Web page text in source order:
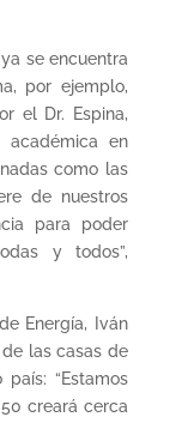
se encuentra
por ejemplo,
el Dr. Espina,
académica en
como las
de nuestros
para poder
y todos”,
Energía, Iván
las casas de
“Estamos
creará cerca